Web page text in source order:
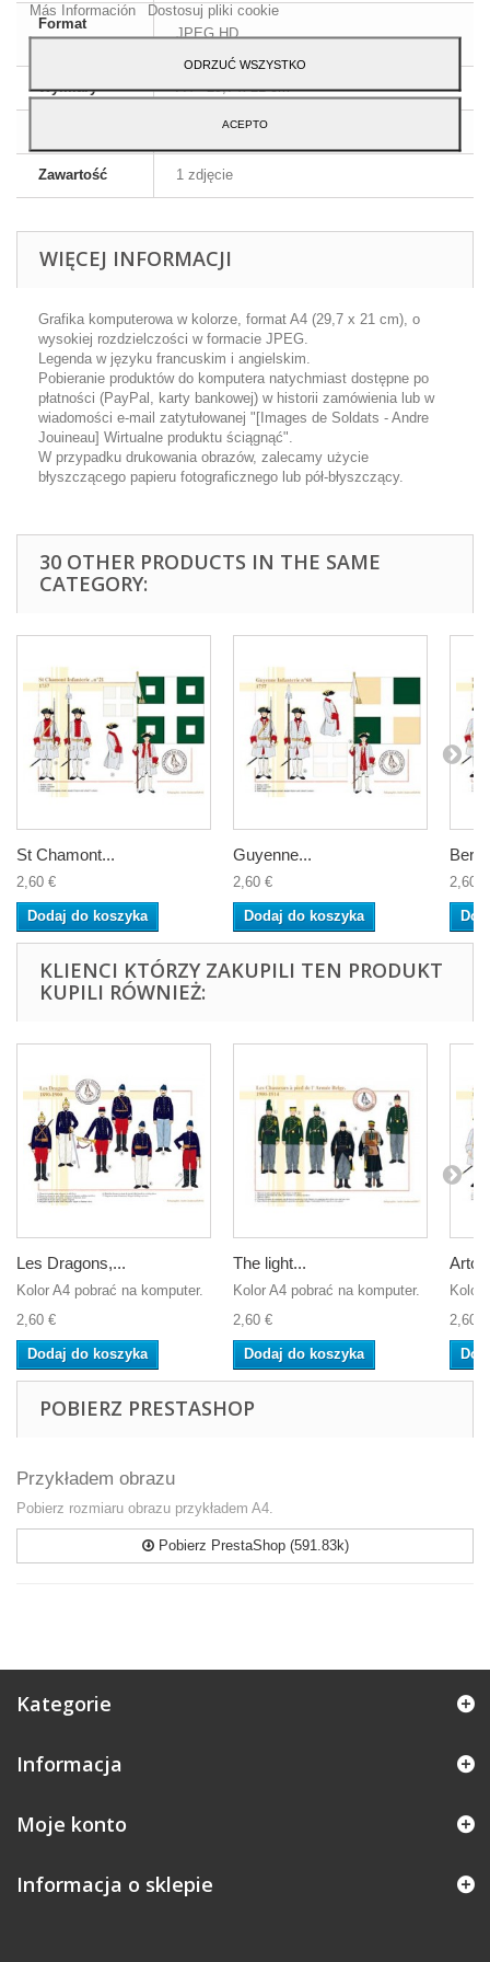
Format
obrazu
JPEG HD
Wymiary A4 - 29,7 x 21 cm
Angielski i francuski
Zawartość 1 zdjęcie
WIĘCEJ INFORMACJI
Grafika komputerowa w kolorze, format A4 (29,7 x 21 cm), o
wysokiej rozdzielczości w formacie JPEG.
Legenda w języku francuskim i angielskim.
Pobieranie produktów do komputera natychmiast dostępne po
płatności (PayPal, karty bankowej) w historii zamówienia lub w
wiadomości e-mail zatytułowanej "[Images de Soldats - Andre
Jouineau] Wirtualne produktu ściągnąć".
W przypadku drukowania obrazów, zalecamy użycie
błyszczącego papieru fotograficznego lub pół-błyszczący.
30 OTHER PRODUCTS IN THE SAME
CATEGORY:
St Chamont...
2,60 €
Dodaj do koszyka
Guyenne...
2,60 €
Dodaj do koszyka
2,60 €
KLIENCI KTÓRZY ZAKUPILI TEN PRODUKT
KUPILI RÓWNIEŻ:
Les Dragons,...
Kolor A4 pobrać na komputer.
2,60 €
Dodaj do koszyka
The light...
Kolor A4 pobrać na komputer.
2,60 €
Dodaj do koszyka
Kolor
2,60 €
POBIERZ PRESTASHOP
Przykładem obrazu
Pobierz rozmiaru obrazu przykładem A4.
Pobierz PrestaShop (591.83k)
Kategorie
Informacja
Moje konto
Informacja o sklepie
Más Información
Dostosuj pliki cookie
ODRZUĆ WSZYSTKO
ACEPTO